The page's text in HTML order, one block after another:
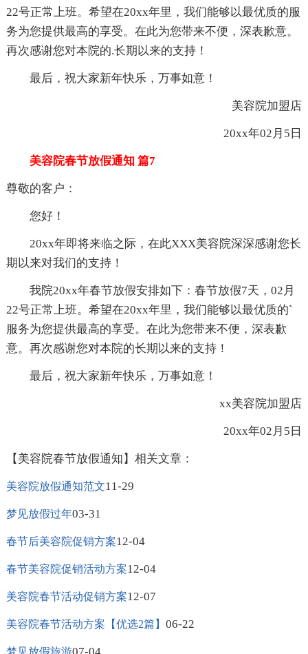
22号正常上班。希望在20xx年里，我们能够以最优质的服
务为您提供最高的享受。在此为您带来不便，深表歉意。
再次感谢您对本院的.长期以来的支持！
最后，祝大家新年快乐，万事如意！
美容院加盟店
20xx年02月5日
美容院春节放假通知 篇7
尊敬的客户：
您好！
20xx年即将来临之际，在此XXX美容院深深感谢您长
期以来对我们的支持！
我院20xx年春节放假安排如下：春节放假7天，02月
22号正常上班。希望在20xx年里，我们能够以最优质的`
服务为您提供最高的享受。在此为您带来不便，深表歉
意。再次感谢您对本院的长期以来的支持！
最后，祝大家新年快乐，万事如意！
xx美容院加盟店
20xx年02月5日
【美容院春节放假通知】相关文章：
美容院放假通知范文11-29
梦见放假过年03-31
春节后美容院促销方案12-04
春节美容院促销活动方案12-04
美容院春节活动促销方案12-07
美容院春节活动方案【优选2篇】 06-22
梦见放假旅游